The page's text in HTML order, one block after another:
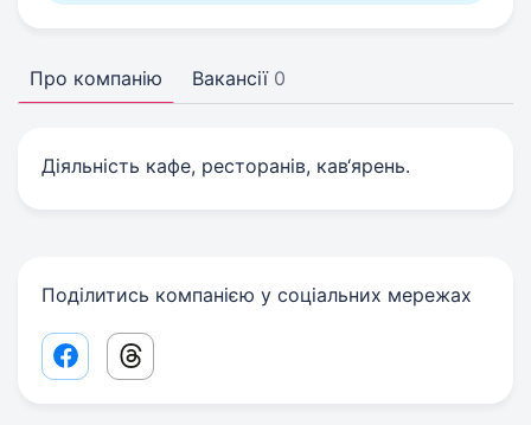
Про компанію Вакансії 0
Діяльність кафе, ресторанів, кав‘ярень.
Поділитись компанією у соціальних мережах
Facebook share link
Threads share link